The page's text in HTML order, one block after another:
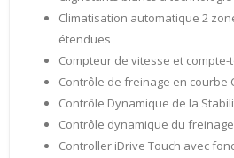
Climatisation automatique 2
étendues
Compteur de vitesse et
Contrôle de freinage en courbe
Contrôle Dynamique de la
Contrôle dynamique du freinage
Controller iDrive Touch avec